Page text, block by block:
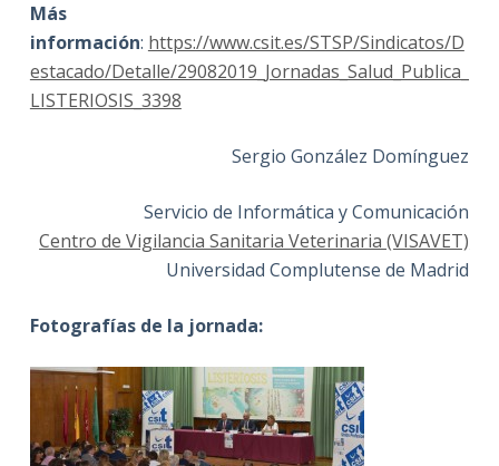
Más
información: https://www.csit.es/STSP/Sindicatos/D
estacado/Detalle/29082019_Jornadas_Salud_Publica_
LISTERIOSIS_3398
Sergio González Domínguez
Servicio de Informática y Comunicación
Centro de Vigilancia Sanitaria Veterinaria (VISAVET)
Universidad Complutense de Madrid
Fotografías de la jornada: